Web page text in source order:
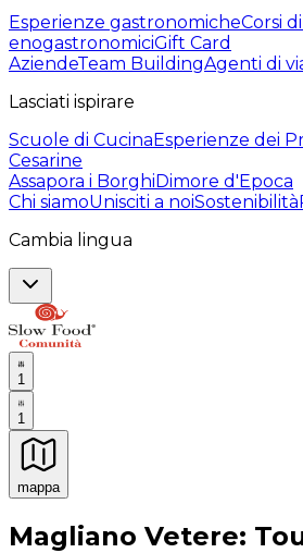
Esperienze gastronomicheCorsi
enogastronomiciGift Card
AziendeTeam BuildingAgenti di
Lasciati ispirare
Scuole di CucinaEsperienze dei
Cesarine
Assapora i BorghiDimore d'Epoca
Chi siamoUnisciti a noiSostenibilità
Cambia lingua
1
1
mappa
Esperienze culinarie
Magliano Vetere: